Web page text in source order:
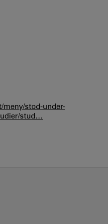
meny/stod-under-
stud…